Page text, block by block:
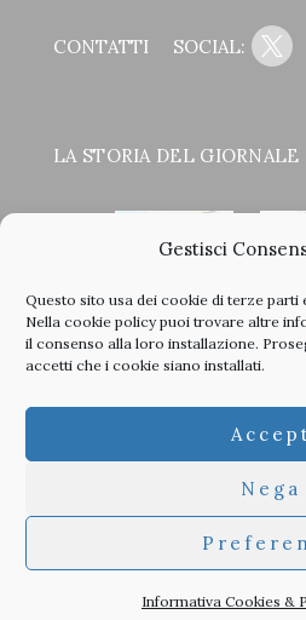
Gestisci
Questo sito usa dei cookie di terze parti
Nella cookie policypuoi trovare altre
il consenso alla loro installazione.
accetti che i cookie siano installati.
Nega
Informativa Cookies &
CONTATTI SOCIAL:
x
LA STORIA DEL GIORNALE
<
tutti i nostri vecchi numeri in PDF.
© 2026 TheArchitecturalPost -
Developed by